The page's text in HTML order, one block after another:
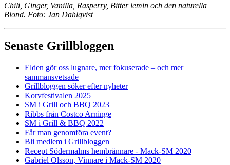
Chili, Ginger, Vanilla, Rasperry, Bitter lemin och den naturella
Blond. Foto: Jan Dahlqvist
Senaste Grillbloggen
Elden gör oss lugnare, mer fokuserade – och mer
sammansvetsade
Grillbloggen söker efter nyheter
Korvfestivalen 2025
SM i Grill och BBQ 2023
Ribbs från Costco Arninge
SM i Grill & BBQ 2022
Får man genomföra event?
Bli medlem i Grillbloggen
Recept Södermalms hembrännare - Mack-SM 2020
Gabriel Olsson, Vinnare i Mack-SM 2020